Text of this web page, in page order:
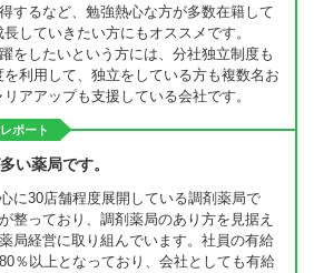
するなど、勉強熱心な方が多数在籍して
していきたい方にもオススメです。
をしたいという方には、分社独立制度も
利用して、独立をしている方も複数名お
アアップも支援している会社です。
ポート
い薬局です。
に30店舗程度展開している調剤薬局で
整っており、調剤薬局のあり方を見据え
局経営に取り組んでいます。社員の有給
％以上となっており、会社としても有給